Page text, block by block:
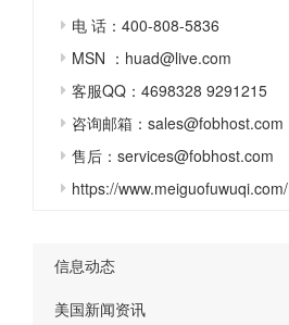
电 话：400-808-5836
MSN ：huad@live.com
客服QQ：4698328 9291215
咨询邮箱：sales@fobhost.com
售后：services@fobhost.com
https://www.meiguofuwuqi.com/
信息动态
美国新闻资讯